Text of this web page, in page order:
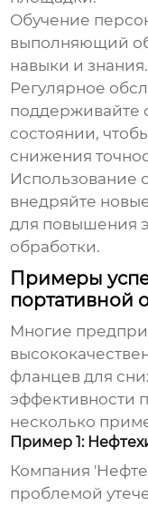
Обучение
выполняющий
навыки и знания.
Регулярное
поддерживайте
состоянии,
снижения
Использование
внедряйте
для повышения
обработки.
Примеры
портативной
Многие
фланцев для
эффективности
несколько
Пример 1:
Компания
проблемой